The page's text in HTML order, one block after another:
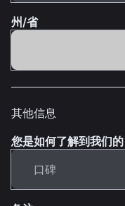
州/省
其他信息
您是如何了解到我们